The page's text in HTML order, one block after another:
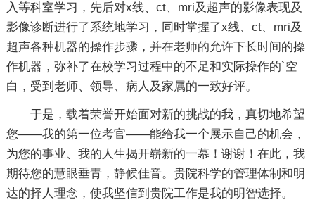
入等科室学习，先后对x线、ct、mri及超声的影像表现及
影像诊断进行了系统地学习，同时掌握了x线、ct、mri及
超声各种机器的操作步骤，并在老师的允许下长时间的操
作机器，弥补了在校学习过程中的不足和实际操作的`空
白，受到老师、领导、病人及家属的一致好评。
于是，载着荣誉开始面对新的挑战的我，真切地希望
您——我的第一位考官——能给我一个展示自己的机会，
为您的事业、我的人生揭开崭新的一幕！谢谢！在此，我
期待您的慧眼垂青，静候佳音。贵院科学的管理体制和明
达的择人理念，使我坚信到贵院工作是我的明智选择。